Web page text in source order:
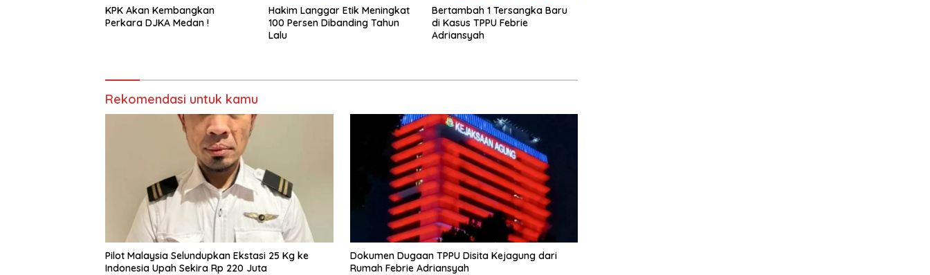
KPK Akan Kembangkan
Perkara DJKA Medan !
Hakim Langgar Etik Meningkat
100 Persen Dibanding Tahun
Lalu
Bertambah 1 Tersangka Baru
di Kasus TPPU Febrie
Adriansyah
Rekomendasi untuk kamu
Pilot Malaysia Selundupkan Ekstasi 25 Kg ke
Indonesia Upah Sekira Rp 220 Juta
Dokumen Dugaan TPPU Disita Kejagung dari
Rumah Febrie Adriansyah